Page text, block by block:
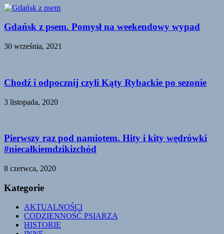
Gdańsk z psem. Pomysł na weekendowy wypad
30 września, 2021
Chodź i odpocznij czyli Kąty Rybackie po sezonie
3 listopada, 2020
Pierwszy raz pod namiotem. Hity i kity wędrówki
#niecałkiemdzikizchód
8 czerwca, 2020
Kategorie
AKTUALNOŚCI
CODZIENNOŚĆ PSIARZA
HISTORIE